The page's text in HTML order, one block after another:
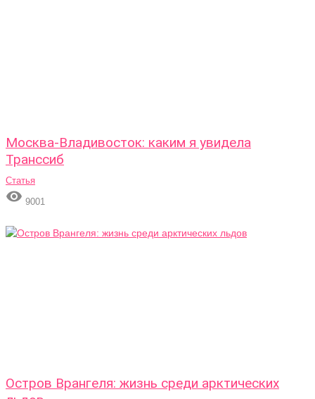
Москва-Владивосток: каким я увидела
Транссиб
Статья
 9001
Остров Врангеля: жизнь среди арктических